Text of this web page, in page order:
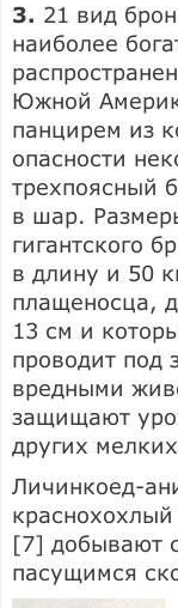
3. 21 вид
наиболее
Южной
панцирем из
опасности
трехпоясный
в шар.
гигантского
в длину и 50
плащеносца,
13 см и
проводит под
вредными
защищают
других
Личинкоед-
[7] добывают
пасущимся